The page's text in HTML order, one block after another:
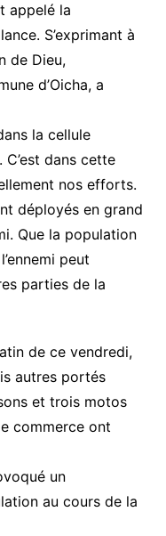
appelé la
S’exprimant à
de Dieu,
d’Oicha, a
la cellule
dans cette
nos efforts.
déployés en grand
Que la population
peut
parties de la
de ce vendredi,
autres portés
et trois motos
commerce ont
un
au cours de la